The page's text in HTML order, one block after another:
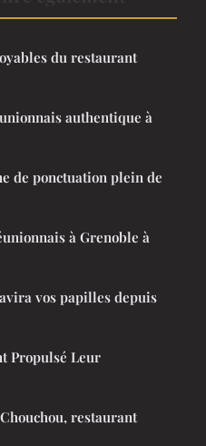
du restaurant
authentique à
de ponctuation plein de
à Grenoble à
vos papilles depuis
Propulsé Leur
restaurant